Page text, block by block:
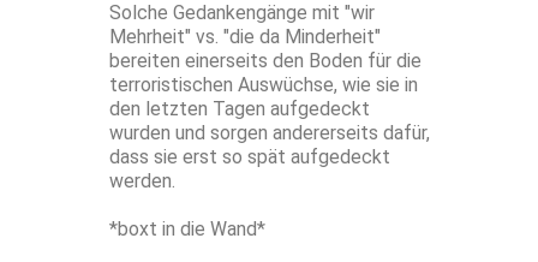
Solche Gedankengänge mit "wir
Mehrheit" vs. "die da Minderheit"
bereiten einerseits den Boden für die
terroristischen Auswüchse, wie sie in
den letzten Tagen aufgedeckt
wurden und sorgen andererseits dafür,
dass sie erst so spät aufgedeckt
werden.
*boxt in die Wand*